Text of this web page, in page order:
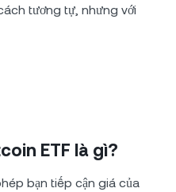
tương tự, nhưng với
ETF là gì?
bạn tiếp cận giá của